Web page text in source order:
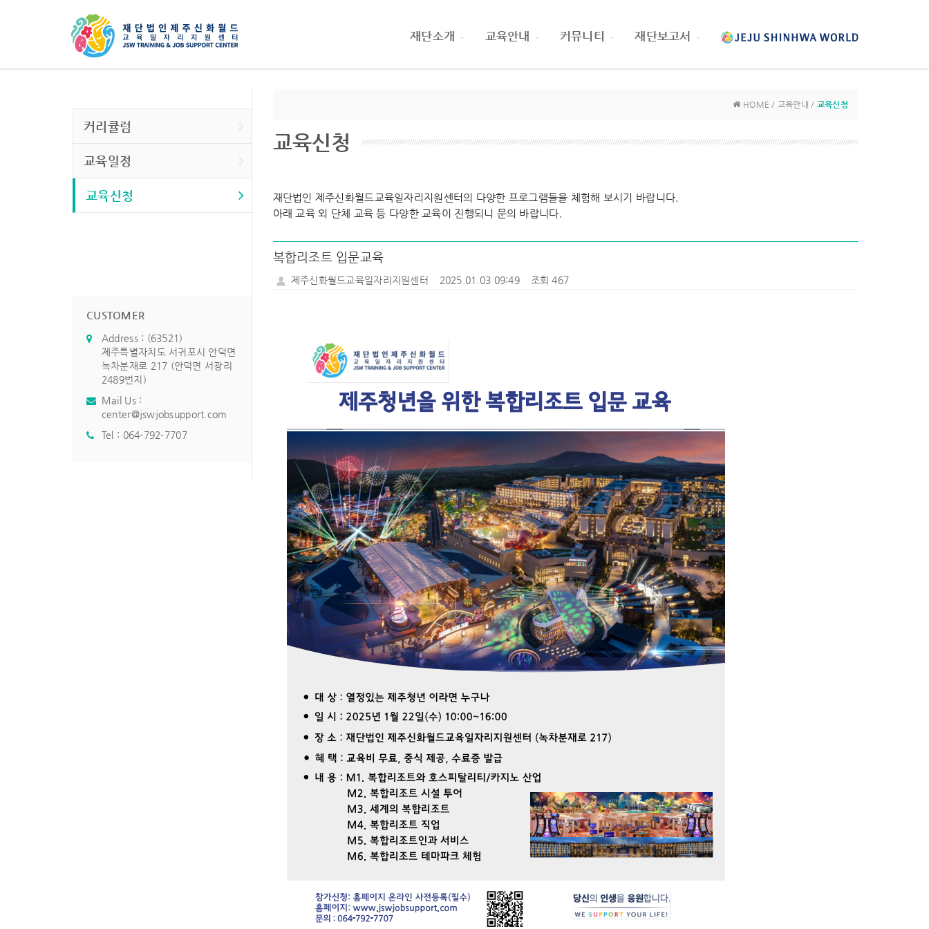
재단소개 교육안내 커뮤니티 재단보고서
커리큘럼
교육일정
교육신청
CUSTOMER
Address : (63521)
제주특별자치도 서귀포시 안덕면
녹차분재로 217 (안덕면 서광리
2489번지)
Mail Us :
center@jswjobsupport.com
Tel : 064-792-7707
HOME / 교육안내 / 교육신청
교육신청
재단법인 제주신화월드교육일자리지원센터의 다양한 프로그램들을 체험해 보시기 바랍니다.
아래 교육 외 단체 교육 등 다양한 교육이 진행되니 문의 바랍니다.
복합리조트 입문교육
제주신화월드교육일자리지원센터 2025.01.03 09:49 조회 467